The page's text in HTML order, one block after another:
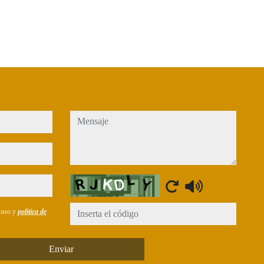
y política de
mensaje
Captcha
Enviar